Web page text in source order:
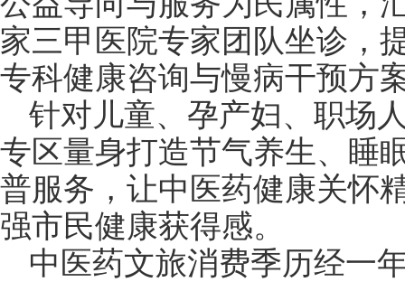
家三甲医院专家团队坐诊，
专科健康咨询与慢病干预方
针对儿童、孕产妇、职场
专区量身打造节气养生、睡
普服务，让中医药健康关怀
强市民健康获得感。
中医药文旅消费季历经一